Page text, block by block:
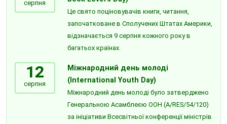
серпня
Це свято поціновувачів книги, читання,
започатковане в Сполучених Штатах Америки,
відзначається 9 серпня кожного року в
багатьох країнах.
12
серпня
Міжнародний день молоді
(International Youth Day)
Міжнародний день молоді було затверджено
Генеральною Асамблеєю ООН (A/RES/54/120)
за ініціативи Всесвітньої конференції міністрів